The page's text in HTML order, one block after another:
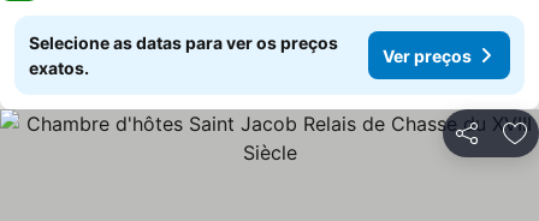
Selecione as datas para ver os preços
exatos.
Ver preços
Partilhar